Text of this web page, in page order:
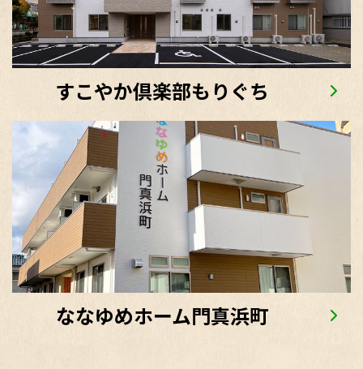
すこやか倶楽部もりぐち
ななゆめホーム門真浜町